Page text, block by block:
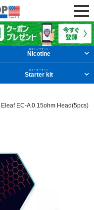
デザート
ニコチンリキッド
Nicotine
スターターキット
Starter kit
Eleaf EC-A 0.15ohm Head(5pcs)